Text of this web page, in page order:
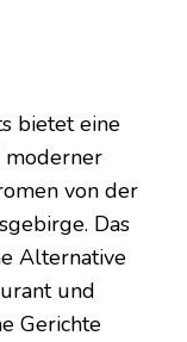
bietet eine
moderner
von der
Das
Alternative
und
Gerichte